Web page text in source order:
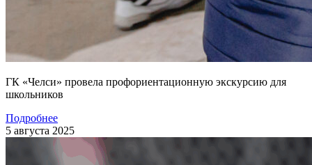
ГК «Челси» провела профориентационную экскурсию для
школьников
Подробнее
5 августа 2025